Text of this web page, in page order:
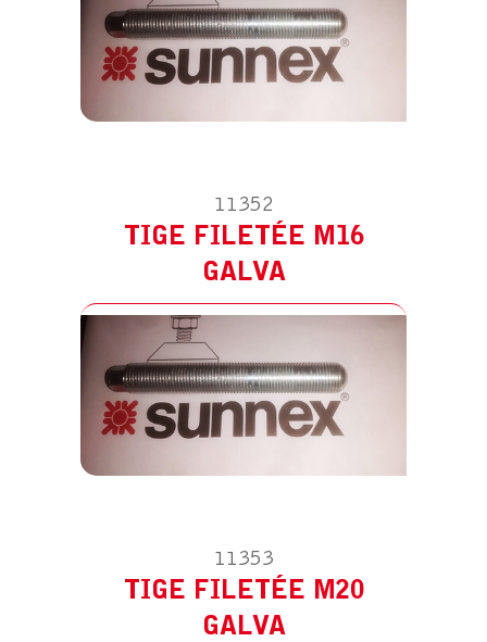
11352
TIGE FILETÉE M16
GALVA
11353
TIGE FILETÉE M20
GALVA
ACCESSOIRE POUR CM200
TIGE FILETÉE M20 GALVA